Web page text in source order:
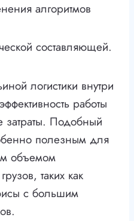
алгоритмов
составляющей.
логистики внутри
работы
Подобный
полезным для
объемом
таких как
с большим